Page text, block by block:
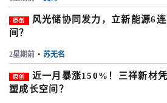
原创
风光储协同发力，立新能源6
间？
2星期前 • 苏无名
原创
近一月暴涨150%！三祥新材
塑成长空间？